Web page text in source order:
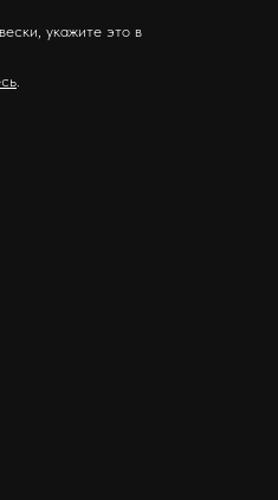
укажите это в